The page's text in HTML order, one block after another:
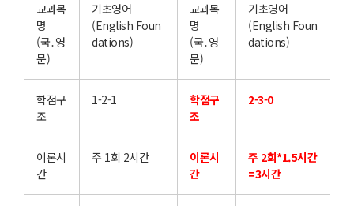
교과목
명
(국․영
문)
기초영어
(English Foun
dations)
교과목
명
(국․영
문)
기초영어
(English Foun
dations)
학점구
조
1-2-1
학점구
조
2-3-0
이론시
간
주 1회 2시간
이론시
간
주 2회*1.5시간
=3시간